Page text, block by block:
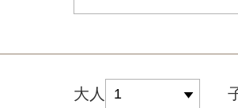
大人